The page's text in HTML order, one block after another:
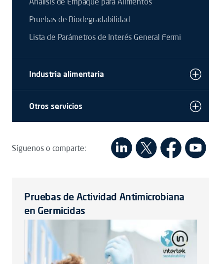
Pruebas de Biodegradabilidad
Lista de Parámetros de Interés General Fermi
Industria alimentaria
Otros servicios
Síguenos o comparte:
Pruebas de Actividad Antimicrobiana
en Germicidas